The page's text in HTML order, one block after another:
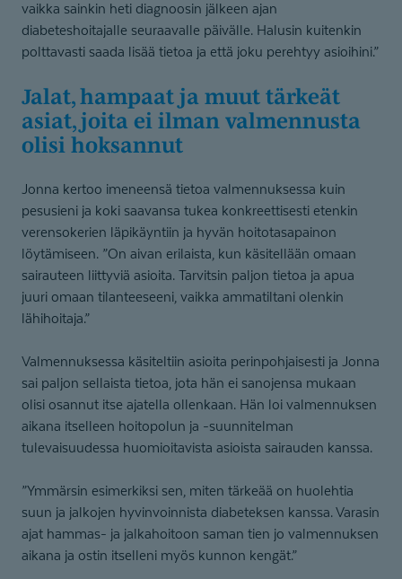
vaikka sainkin heti diagnoosin jälkeen ajan
diabeteshoitajalle seuraavalle päivälle. Halusin kuitenkin
polttavasti saada lisää tietoa ja että joku perehtyy asioihini.”
Jalat, hampaat ja muut tärkeät
asiat, joita ei ilman valmennusta
olisi hoksannut
Jonna kertoo imeneensä tietoa valmennuksessa kuin
pesusieni ja koki saavansa tukea konkreettisesti etenkin
verensokerien läpikäyntiin ja hyvän hoitotasapainon
löytämiseen. ”On aivan erilaista, kun käsitellään omaan
sairauteen liittyviä asioita. Tarvitsin paljon tietoa ja apua
juuri omaan tilanteeseeni, vaikka ammatiltani olenkin
lähihoitaja.”
Valmennuksessa käsiteltiin asioita perinpohjaisesti ja Jonna
sai paljon sellaista tietoa, jota hän ei sanojensa mukaan
olisi osannut itse ajatella ollenkaan. Hän loi valmennuksen
aikana itselleen hoitopolun ja -suunnitelman
tulevaisuudessa huomioitavista asioista sairauden kanssa.
”Ymmärsin esimerkiksi sen, miten tärkeää on huolehtia
suun ja jalkojen hyvinvoinnista diabeteksen kanssa. Varasin
ajat hammas- ja jalkahoitoon saman tien jo valmennuksen
aikana ja ostin itselleni myös kunnon kengät.”